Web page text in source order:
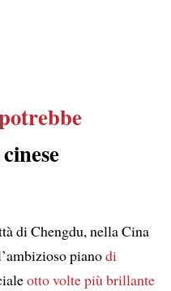
di Chengdu, nella Cina
pianodi
otto volte più brillante